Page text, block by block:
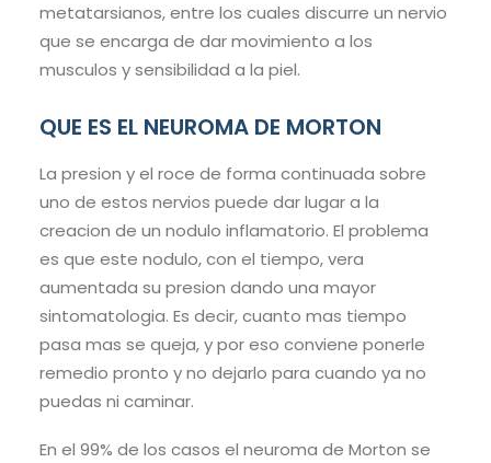
metatarsianos, entre los cuales discurre un nervio
que se encarga de dar movimiento a los
musculos y sensibilidad a la piel.
QUE ES EL NEUROMA DE MORTON
La presion y el roce de forma continuada sobre
uno de estos nervios puede dar lugar a la
creacion de un nodulo inflamatorio. El problema
es que este nodulo, con el tiempo, vera
aumentada su presion dando una mayor
sintomatologia. Es decir, cuanto mas tiempo
pasa mas se queja, y por eso conviene ponerle
remedio pronto y no dejarlo para cuando ya no
puedas ni caminar.
En el 99% de los casos el neuroma de Morton se